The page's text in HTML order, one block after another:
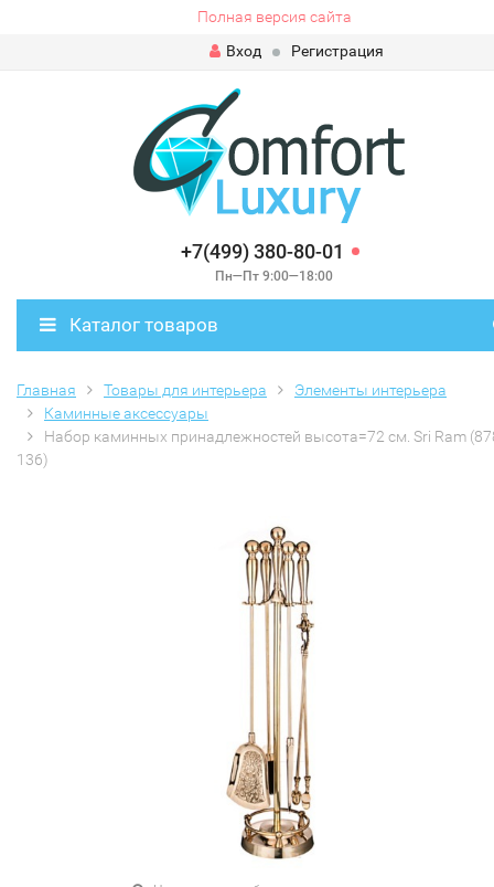
Полная версия сайта
Вход
Регистрация
+7(499) 380-80-01
Пн—Пт 9:00—18:00
Каталог товаров
Главная Товары для интерьера
Элементы интерьера
Каминные аксессуары
Набор каминных принадлежностей высота=72 см. Sri Ram
136)